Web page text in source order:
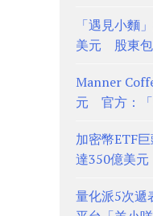
「遇見小麵
美元 股東包
Manner
元 官方：「
加密幣ETF
達350億美
量化派5次遞